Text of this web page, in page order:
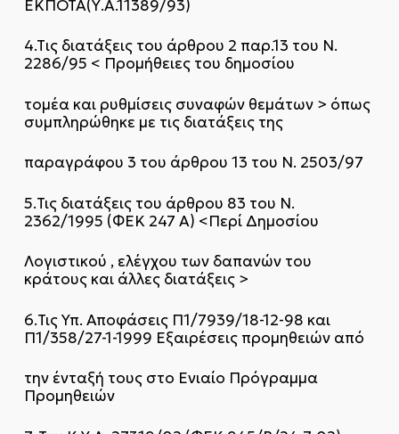
ΕΚΠΟΤΑ(Υ.Α.11389/93)
4.Tις διατάξεις του άρθρου 2 παρ.13 του Ν.
2286/95 < Προμήθειες του δημοσίου
τομέα και ρυθμίσεις συναφών θεμάτων > όπως
συμπληρώθηκε με τις διατάξεις της
παραγράφου 3 του άρθρου 13 του Ν. 2503/97
5.Τις διατάξεις του άρθρου 83 του Ν.
2362/1995 (ΦΕΚ 247 Α) <Περί Δημοσίου
Λογιστικού , ελέγχου των δαπανών του
κράτους και άλλες διατάξεις >
6.Τις Υπ. Αποφάσεις Π1/7939/18-12-98 και
Π1/358/27-1-1999 Εξαιρέσεις προμηθειών από
την ένταξή τους στο Ενιαίο Πρόγραμμα
Προμηθειών